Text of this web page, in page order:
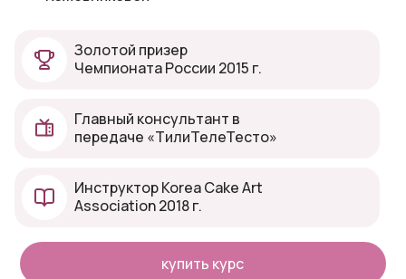
Золотой призер
Чемпионата России 2015 г.
Главный консультант в
передаче «ТилиТелеТесто»
Инструктор Korea Cake Art
Association 2018 г.
купить курс